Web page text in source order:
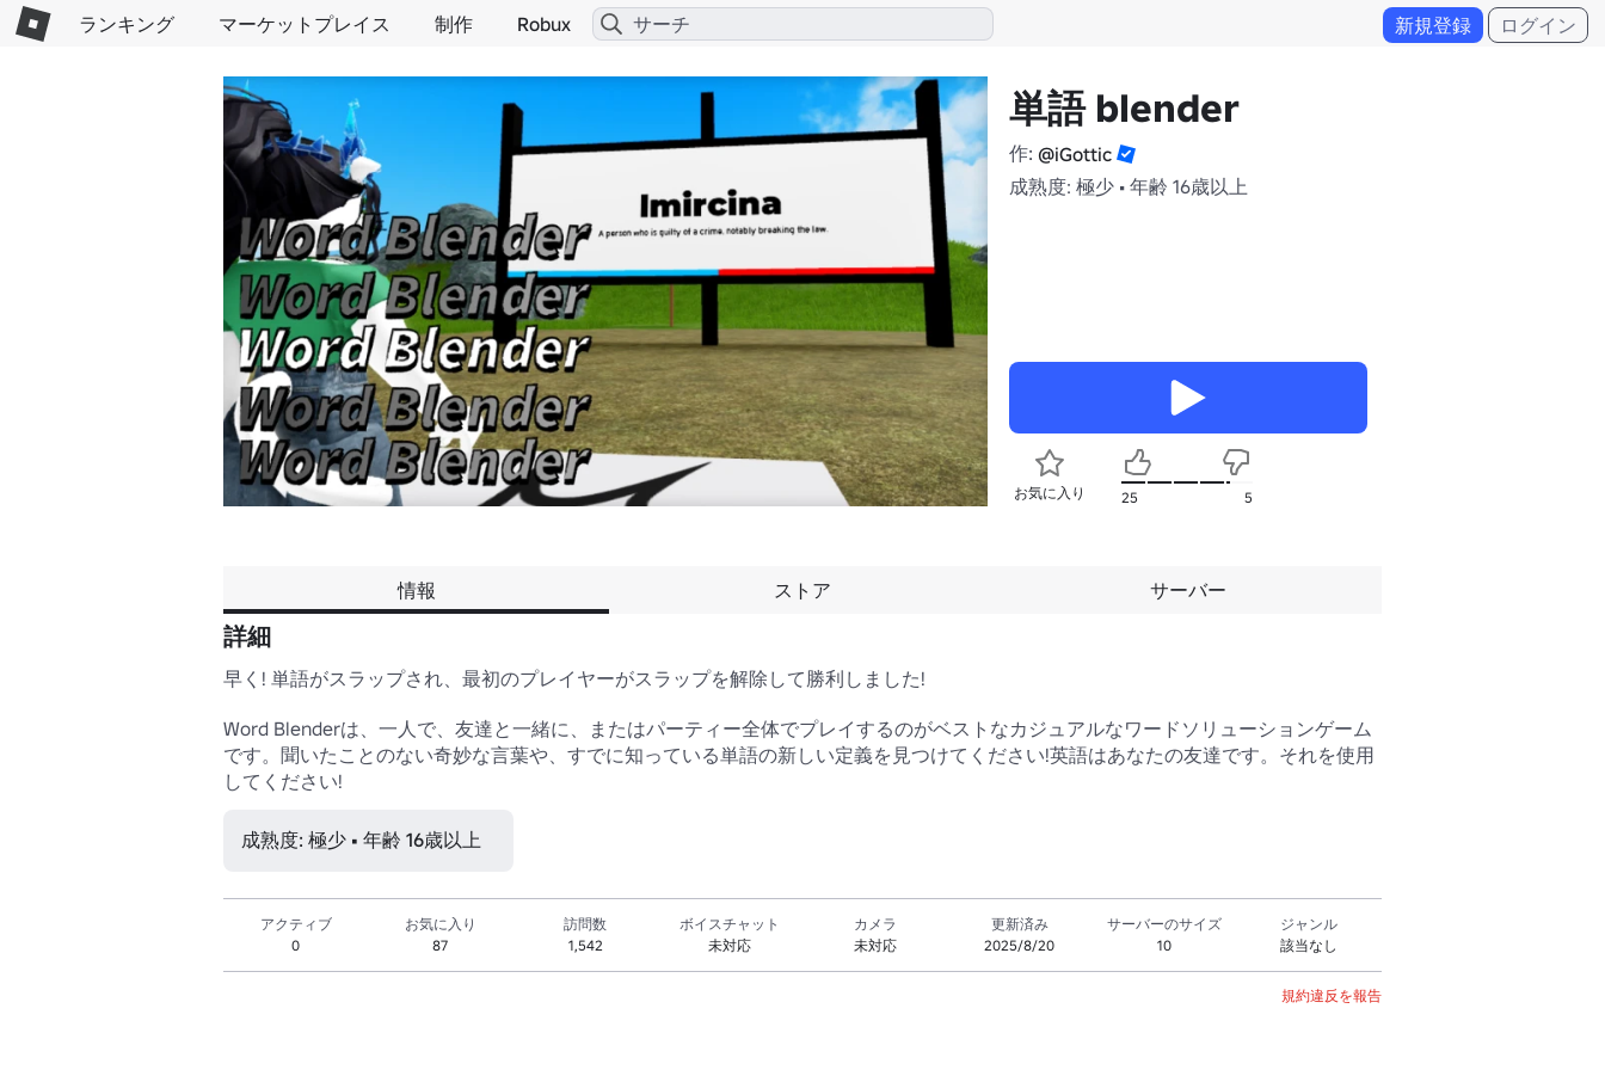
ランキング マーケットプレイス 制作 Robux 新規登録 ログイン
単語 blender
作: @iGottic
成熟度: 極少 • 年齢 16歳以上
お気に入り 25 5
情報 ストア サーバー
詳細
早く! 単語がスラップされ、最初のプレイヤーがスラップを解除して勝利しました!
Word Blenderは、一人で、友達と一緒に、またはパーティー全体でプレイするのがベストなカジュアルなワードソリューションゲーム
です。聞いたことのない奇妙な言葉や、すでに知っている単語の新しい定義を見つけてください!英語はあなたの友達です。それを使用
してください!
成熟度: 極少 • 年齢 16歳以上
アクティブ
0
お気に入り
87
訪問数
1,542
ボイスチャット
未対応
カメラ
未対応
更新済み
2025/8/20
サーバーのサイズ
10
ジャンル
該当なし
規約違反を報告